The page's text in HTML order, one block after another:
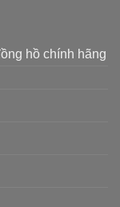
hồ chính hãng